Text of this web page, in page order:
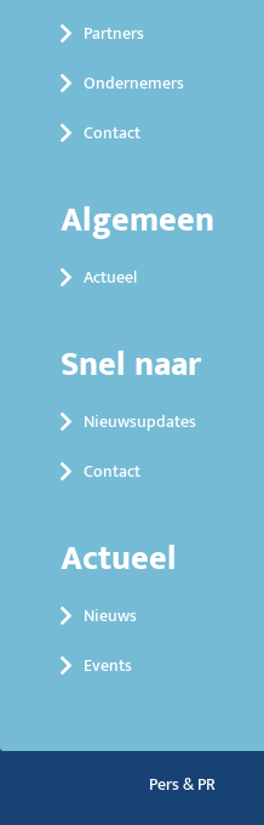
Partners
Ondernemers
Contact
Algemeen
Actueel
Snel naar
Nieuwsupdates
Contact
Actueel
Nieuws
Events
Pers & PR